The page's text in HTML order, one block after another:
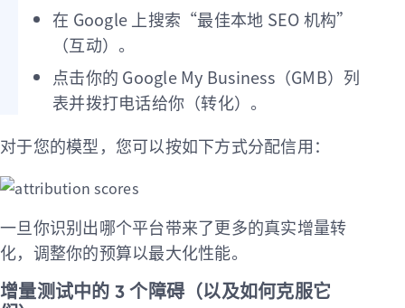
在 Google 上搜索“最佳本地 SEO 机构”
（互动）。
点击你的 Google My Business（GMB）列
表并拨打电话给你（转化）。
对于您的模型，您可以按如下方式分配信用：
一旦你识别出哪个平台带来了更多的真实增量转
化，调整你的预算以最大化性能。
增量测试中的 3 个障碍（以及如何克服它